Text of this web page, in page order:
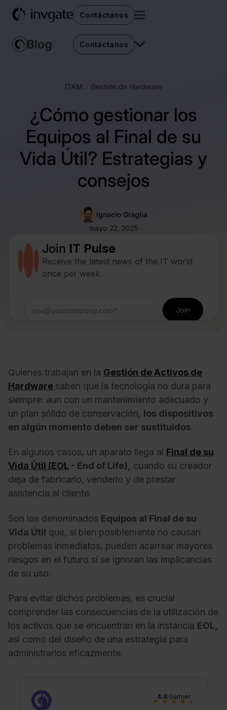
Contáctanos
Contáctanos
ITAM Gestión de Hardware
¿Cómo gestionar los
Equipos al Final de su
Vida Útil? Estrategias y
consejos
Ignacio Graglia
mayo 22, 2025
Join IT Pulse
Receive the latest news of the IT world
once per week.
Quienes trabajan en la Gestión de Activos de
Hardware saben que la tecnología no dura para
siempre: aun con un mantenimiento adecuado y
un plan sólido de conservación, los dispositivos
en algún momento deben ser sustituidos.
En algunos casos, un aparato llega al Final de su
Vida Útil (EOL - End of Life),
cuando su creador
deja de fabricarlo, venderlo y de prestar
asistencia al cliente.
Son los denominados Equipos al Final de su
Vida Útil que, si bien posiblemente no causan
problemas inmediatos, pueden acarrear mayores
riesgos en el futuro si se ignoran las implicancias
de su uso.
Para evitar dichos problemas, es crucial
comprender las consecuencias de la utilización de
los activos que se encuentran en la instancia EOL,
así como del diseño de una estrategia para
administrarlos eficazmente.
4.8 Gartner
★ ★ ★ ★ ★